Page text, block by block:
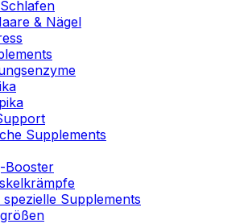
& Nägel
Supplements
Booster
spezielle Supplements